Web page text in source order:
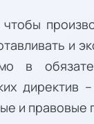
и
в
директив
и правовые